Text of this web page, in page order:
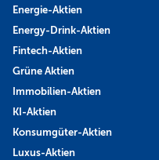
Energie-Aktien
Energy-Drink-Aktien
Fintech-Aktien
Grüne Aktien
Immobilien-Aktien
KI-Aktien
Konsumgüter-Aktien
Luxus-Aktien